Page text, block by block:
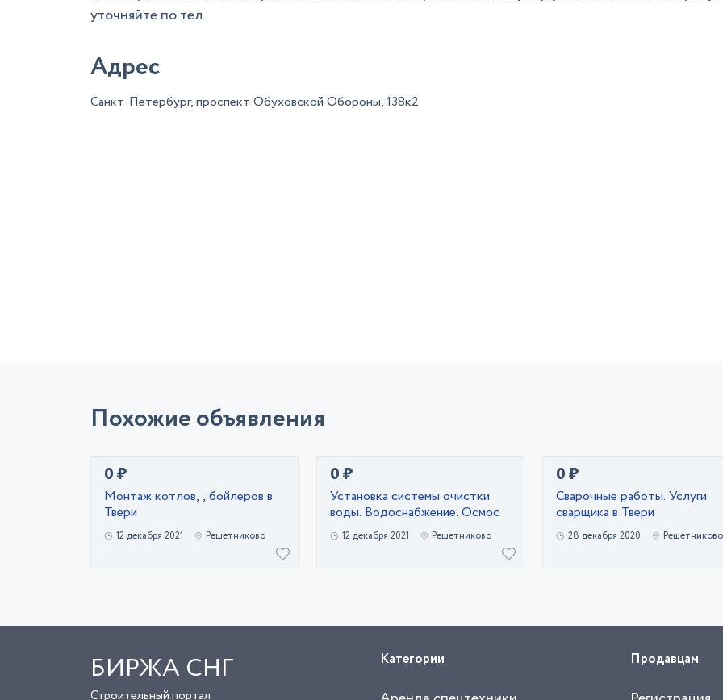
уточняйте по тел.
Адрес
Санкт-Петербург, проспект Обуховской Обороны, 138к2
Похожие объявления
0 ₽
Монтаж котлов, , бойлеров в
Твери
12 декабря 2021 Решетниково
0 ₽
Установка системы очистки
воды. Водоснабжение. Осмос
12 декабря 2021 Решетниково
0 ₽
Сварочные работы. Услуги
сварщика в Твери
28 декабря 2020 Решетниково
БИРЖА СНГ
Строительный портал
Категории Продавцам